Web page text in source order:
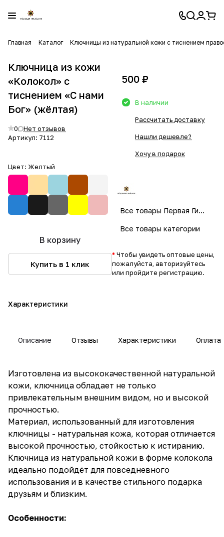
Главная Каталог Ключницы из натуральной кожи с тиснением
Ключница из кожи
«Колокол» с
тиснением «С нами
Бог» (жёлтая)
0
Нет отзывов
Артикул: 7112
Цвет: Желтый
В корзину
Купить в 1 клик
Характеристики
500 ₽
В наличии
Рассчитать доставку
Нашли дешевле?
Хочу в подарок
Все товары Первая Гильдия
Все товары категории
*Чтобы увидеть оптовые цены,
пожалуйста, авторизуйтесь
или пройдите регистрацию.
Описание Отзывы Характеристики Оплата
Изготовлена из высококачественной натуральной
кожи, ключница обладает не только
привлекательным внешним видом, но и высокой
прочностью.
Материал, использованный для изготовления
ключницы - натуральная кожа, которая отличается
высокой прочностью, стойкостью к истиранию.
Ключница из натуральной кожи в форме колокола
идеально подойдёт для повседневного
использования и в качестве стильного подарка
друзьям и близким.
Особенности: